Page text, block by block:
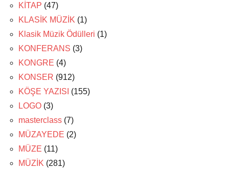
KİTAP (47)
KLASİK MÜZİK (1)
Klasik Müzik Ödülleri (1)
KONFERANS (3)
KONGRE (4)
KONSER (912)
KÖŞE YAZISI (155)
LOGO (3)
masterclass (7)
MÜZAYEDE (2)
MÜZE (11)
MÜZİK (281)